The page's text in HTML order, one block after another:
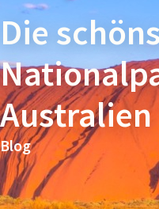
Die
Australien
Blog